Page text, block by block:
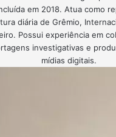
em 2018. Atua como
diária de Grêmio,
Possui experiência em
investigativas e
mídias digitais.